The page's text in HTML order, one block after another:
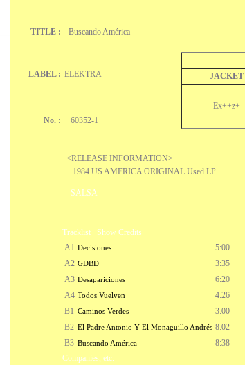
TITLE : Buscando América
LABEL : ELEKTRA
JACKET
Ex++z+
No. :
60352-1
<RELEASE INFORMATION>
1984 US AMERICA ORIGINAL Used LP
SALSA
Tracklist
Show Credits
A1 Decisiones
5:00
A2 GDBD
3:35
A3 Desapariciones
6:20
A4 Todos Vuelven
4:26
B1 Caminos Verdes
3:00
B2 El Padre Antonio Y El Monaguillo Andrés 8:02
B3 Buscando América
8:38
Companies, etc.